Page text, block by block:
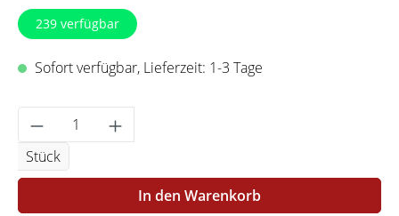
239 verfügbar
Sofort verfügbar, Lieferzeit: 1-3 Tage
Produkt Anzahl: Gib den gewünschten
Stück
In den Warenkorb